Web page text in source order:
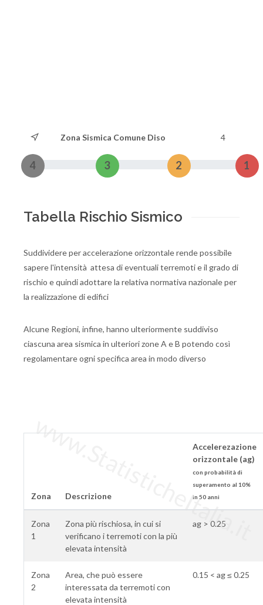
Zona Sismica Comune Diso 4
4 3 2 1
Tabella Rischio Sismico
Suddividere per accelerazione orizzontale rende possibile
sapere l'intensità attesa di eventuali terremoti e il grado di
rischio e quindi adottare la relativa normativa nazionale per
la realizzazione di edifici
Alcune Regioni, infine, hanno ulteriormente suddiviso
ciascuna area sismica in ulteriori zone A e B potendo così
regolamentare ogni specifica area in modo diverso
Zona Descrizione
Accelerezazione
orizzontale (ag)
con probabilità di
superamento al 10%
in 50 anni
Zona
1
Zona più rischiosa, in cui si
verificano i terremoti con la più
elevata intensità
ag > 0.25
Zona
2
Area, che può essere
interessata da terremoti con
elevata intensità
0.15 < ag ≤ 0.25
www.StatisticheItalia.it